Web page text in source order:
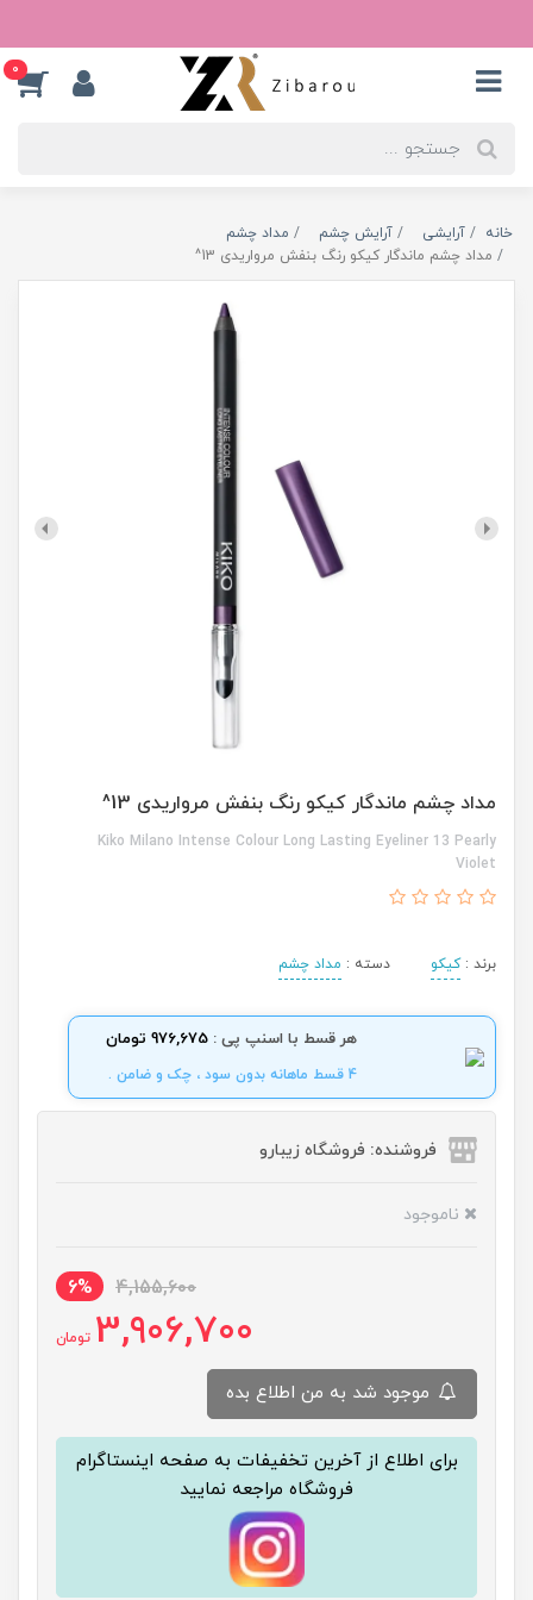
0
خانه آرایشی آرایش چشم
مداد چشم
مداد چشم ماندگار کیکو رنگ بنفش مرواریدی 13^
مداد چشم ماندگار کیکو رنگ بنفش مرواریدی 13^
Kiko Milano Intense Colour Long Lasting Eyeliner 13 Pearly
Violet
برند :کیکو دسته : مداد چشم
هر قسط با اسنپ پی : 976,675 تومان
4 قسط ماهانه بدون سود ، چک و ضامن .
فروشنده: فروشگاه زیبارو
ناموجود
4,155,600
6%
3,906,700 تومان
برای اطلاع از آخرین تخفیفات به صفحه اینستاگرام
فروشگاه مراجعه نمایید